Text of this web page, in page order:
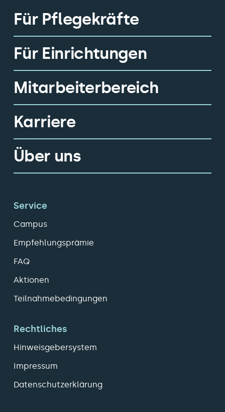
Für Pflegekräfte
Für Einrichtungen
Mitarbeiterbereich
Karriere
Über uns
Service
Campus
Empfehlungsprämie
FAQ
Aktionen
Teilnahmebedingungen
Rechtliches
Hinweisgebersystem
Impressum
Datenschutzerklärung